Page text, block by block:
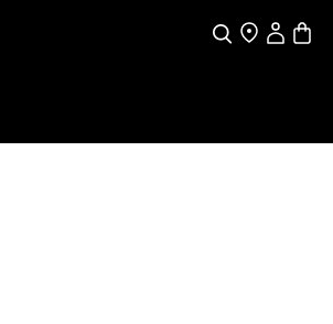
PretragaTraženjeKorisnički